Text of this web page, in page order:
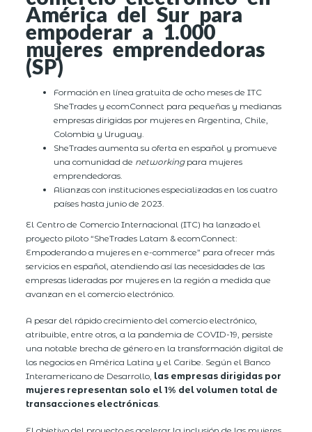
América del Sur para
empoderar a 1.000
mujeres emprendedoras
(SP)
Formación en línea gratuita de ocho meses de ITC
SheTrades y ecomConnect para pequeñas y medianas
empresas dirigidas por mujeres en Argentina, Chile,
Colombia y Uruguay.
SheTrades aumenta su oferta en español y promueve
una comunidad de networkingpara mujeres
emprendedoras.
Alianzas con instituciones especializadas en los cuatro
países hasta junio de 2023.
El Centro de Comercio Internacional (ITC) ha lanzado el
proyecto piloto “SheTrades Latam & ecomConnect:
Empoderando a mujeres en e-commerce” para ofrecer más
servicios en español, atendiendo así las necesidades de las
empresas lideradas por mujeres en la región a medida que
avanzan en el comercio electrónico.
A pesar del rápido crecimiento del comercio electrónico,
atribuible, entre otros, a la pandemia de COVID-19, persiste
una notable brecha de género en la transformación digital de
los negocios en América Latina y el Caribe. Según el Banco
Interamericano de Desarrollo, las empresas dirigidas por
mujeres representan solo el 1% del volumen total de
transacciones electrónicas.